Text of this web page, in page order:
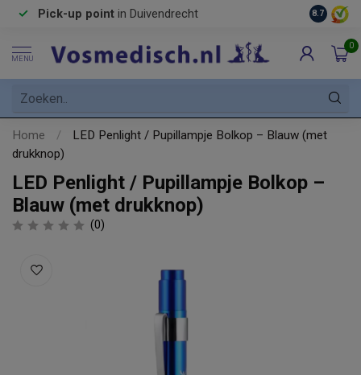
Pick-up point in Duivendrecht 8.7
MENU
0
Home /
LED Penlight / Pupillampje Bolkop – Blauw (met
drukknop)
LED Penlight / Pupillampje Bolkop –
Blauw (met drukknop)
(0)